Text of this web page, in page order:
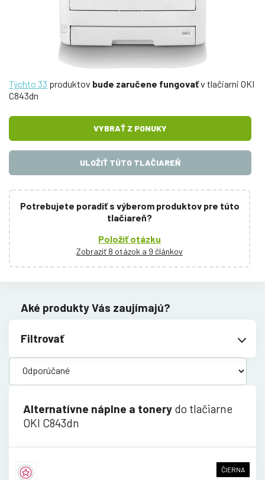
Týchto 33 produktov bude zaručene fungovaťv tlačiarni OKI
C843dn
VYBRAŤ Z PONUKY
ULOŽIŤ TÚTO TLAČIAREŇ
Potrebujete poradiť s výberom produktov pre túto
tlačiareň?
Položiť otázku
Zobraziť 8 otázok a 9 článkov
Aké produkty Vás zaujímajú?
Filtrovať
Alternatívne náplne a tonery do tlačiarne
OKI C843dn
ČIERNA